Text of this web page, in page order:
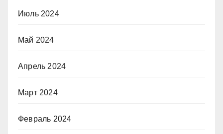
Июль 2024
Май 2024
Апрель 2024
Март 2024
Февраль 2024